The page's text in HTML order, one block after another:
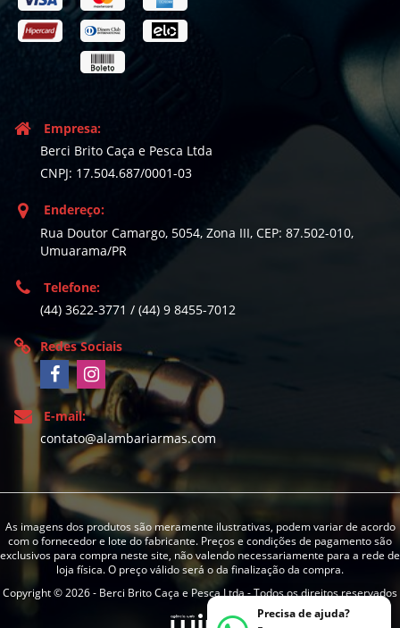
Empresa:
Berci Brito Caça e Pesca Ltda
CNPJ: 17.504.687/0001-03
Endereço:
Rua Doutor Camargo, 5054, Zona III, CEP: 87.502-010,
Umuarama/PR
Telefone:
(44) 3622-3771 / (44) 9 8455-7012
Redes Sociais
E-mail:
contato@alambariarmas.com
As imagens dos produtos são meramente ilustrativas, podem variar de acordo
com o fornecedor e lote do fabricante. Preços e condições de pagamento são
exclusivos para compra neste site, não valendo necessariamente para a rede de
loja física. O preço válido será o da finalização da compra.
Copyright © 2026 - Berci Brito Caça e Pesca Ltda - Todos os direitos reservados
Precisa de ajuda?